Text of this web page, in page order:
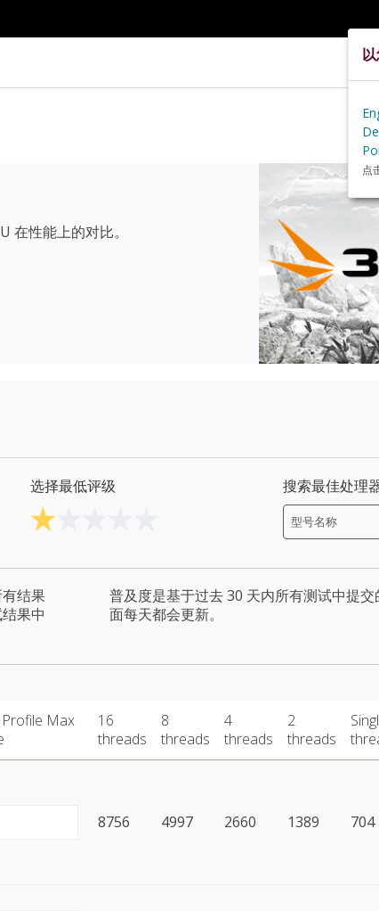
在性能上的对比。
选择最低评级 搜索最佳处理
结果
果中
普及度是基于过去 30 天内所有测试中提
面每天都会更新。
Max
16
threads
8
threads
4
threads
2
threads
8756 4997 2660 1389 704
点